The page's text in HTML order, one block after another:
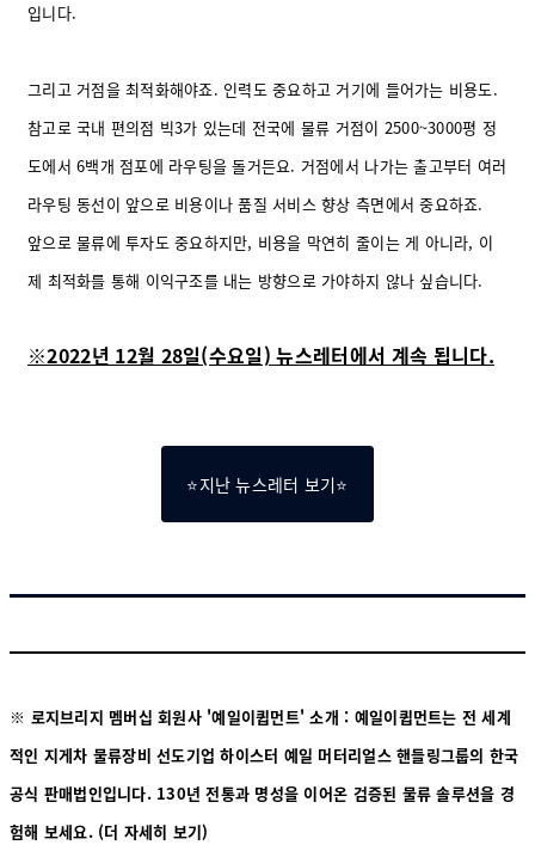
입니다.
그리고 거점을 최적화해야죠. 인력도 중요하고 거기에 들어가는 비용도.
참고로 국내 편의점 빅3가 있는데 전국에 물류 거점이 2500~3000평 정
도에서 6백개 점포에 라우팅을 돌거든요. 거점에서 나가는 출고부터 여러
라우팅 동선이 앞으로 비용이나 품질 서비스 향상 측면에서 중요하죠.
앞으로 물류에 투자도 중요하지만, 비용을 막연히 줄이는 게 아니라, 이
제 최적화를 통해 이익구조를 내는 방향으로 가야하지 않나 싶습니다.
※2022년 12월 28일(수요일) 뉴스레터에서 계속 됩니다.
⭐지난 뉴스레터 보기⭐
※ 로지브리지 멤버십 회원사 '예일이큅먼트' 소개 : 예일이큅먼트는 전 세계
적인 지게차 물류장비 선도기업 하이스터 예일 머터리얼스 핸들링그룹의 한국
공식 판매법인입니다. 130년 전통과 명성을 이어온 검증된 물류 솔루션을 경
험해 보세요. (더 자세히 보기)